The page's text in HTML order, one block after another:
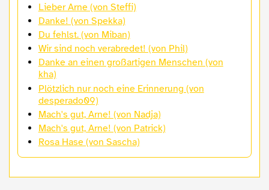
Lieber Arne (von Steffi)
Danke! (von Spekka)
Du fehlst. (von Miban)
Wir sind noch verabredet! (von Phil)
Danke an einen großartigen Menschen (von
kha)
Plötzlich nur noch eine Erinnerung (von
desperado09)
Mach's gut, Arne! (von Nadja)
Mach's gut, Arne! (von Patrick)
Rosa Hase (von Sascha)